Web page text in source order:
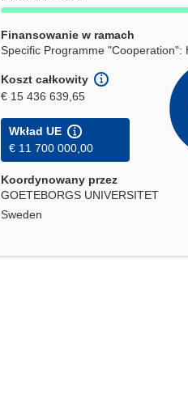
Finansowanie w ramach
Specific Programme "Cooperation":
Koszt całkowity
€ 15 436 639,65
Wkład UE
€ 11 700 000,00
Koordynowany przez
GOETEBORGS UNIVERSITET
Sweden